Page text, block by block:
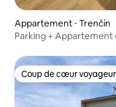
Appartement ⋅ Trenčín
Parking + Appartement
Coup de cœur
Coup de cœur